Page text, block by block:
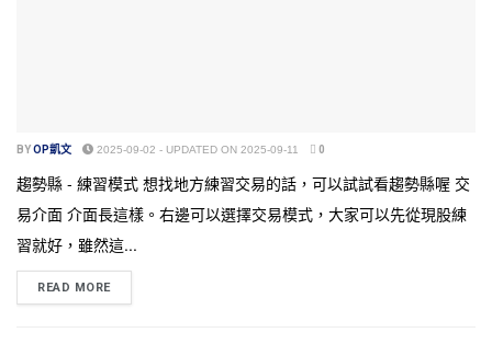
BYOP凱文 2025-09-02 - UPDATED ON 2025-09-11 0
趨勢縣 - 練習模式 想找地方練習交易的話，可以試試看趨勢縣喔 交
易介面 介面長這樣。右邊可以選擇交易模式，大家可以先從現股練
習就好，雖然這...
READ MORE